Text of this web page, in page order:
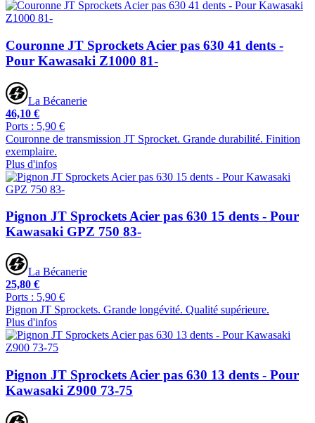
Couronne JT Sprockets Acier pas 630 41 dents -
Pour Kawasaki Z1000 81-
La Bécanerie
46,10 €
Ports : 5,90 €
Couronne de transmission JT Sprocket. Grande durabilité. Finition
exemplaire.
Plus d'infos
Pignon JT Sprockets Acier pas 630 15 dents - Pour
Kawasaki GPZ 750 83-
La Bécanerie
25,80 €
Ports : 5,90 €
Pignon JT Sprockets. Grande longévité. Qualité supérieure.
Plus d'infos
Pignon JT Sprockets Acier pas 630 13 dents - Pour
Kawasaki Z900 73-75